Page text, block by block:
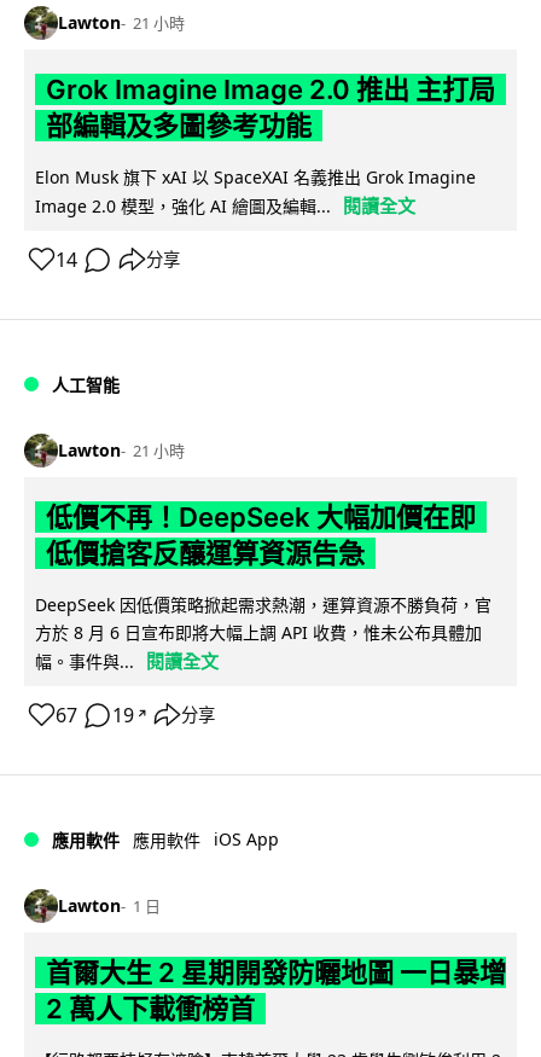
Lawton 21 小時
Grok Imagine Image 2.0 推出 主打局
部編輯及多圖參考功能
Elon Musk 旗下 xAI 以 SpaceXAI 名義推出 Grok Imagine
Image 2.0 模型，強化 AI 繪圖及編輯...
閱讀全文
14 分享
人工智能
Lawton 21 小時
低價不再！DeepSeek 大幅加價在即
低價搶客反釀運算資源告急
DeepSeek 因低價策略掀起需求熱潮，運算資源不勝負荷，官
方於 8 月 6 日宣布即將大幅上調 API 收費，惟未公布具體加
幅。事件與...
閱讀全文
67 19 ↗ 分享
應用軟件 應用軟件 iOS App
Lawton 1 日
首爾大生 2 星期開發防曬地圖 一日暴增
2 萬人下載衝榜首